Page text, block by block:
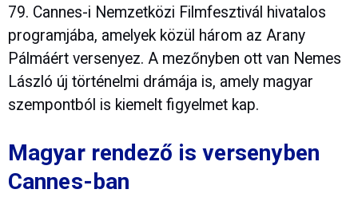
79. Cannes-i Nemzetközi Filmfesztivál hivatalos
programjába, amelyek közül három az Arany
Pálmáért versenyez. A mezőnyben ott van Nemes
László új történelmi drámája is, amely magyar
szempontból is kiemelt figyelmet kap.
Magyar rendező is versenyben
Cannes-ban